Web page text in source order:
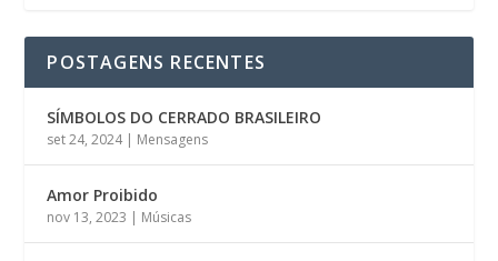
POSTAGENS RECENTES
SÍMBOLOS DO CERRADO BRASILEIRO
set 24, 2024| Mensagens
Amor Proibido
nov 13, 2023 | Músicas